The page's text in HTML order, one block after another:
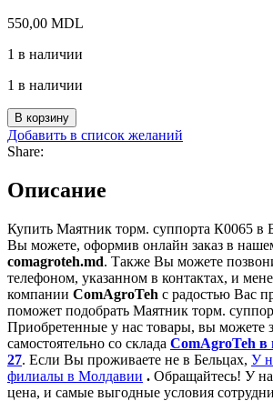
550,00 MDL
1 в наличии
1 в наличии
Количество
товара
Маятник
суппорта
К0065
В корзину
Добавить в список желаний
Share:
Описание
Купить Маятник торм. суппорта К0065 в
Вы можете, оформив онлайн заказ в
comagroteh.md. Также Вы можете
телефоном, указанном в контактах, и
компании ComAgroTeh с радостью Вас
поможет подобрать Маятник торм.
Приобретенные у нас товары, вы можете
самостоятельно со склада ComAgroTeh в
27. Если Вы проживаете не в Бельцах, У
филиалы в Молдавии . Обращайтесь! У
цена, и самые выгодные условия